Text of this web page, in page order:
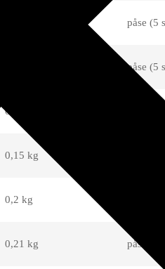
påse (5
påse (5
0,13 kg påse (5
0,15 kg
0,2 kg
0,21 kg påse (5